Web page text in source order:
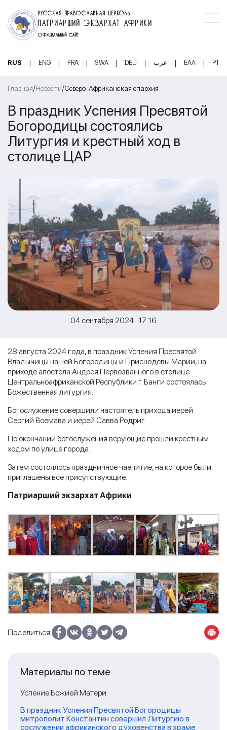
РУССКАЯ ПРАВОСЛАВНАЯ ЦЕРКОВЬ
ПАТРИАРШИЙ ЭКЗАРХАТ АФРИКИ
ОФИЦИАЛЬНЫЙ САЙТ
RUS | ENG | FRA | SWA | DEU | عرب | ΕΛΛ | PT
Главная/Новости/Северо-Африканская епархия
В праздник Успения Пресвятой
Богородицы состоялись
Литургия и крестный ход в
столице ЦАР
04 сентября 2024 17:16
28 августа 2024 года, в праздник Успения Пресвятой
Владычицы нашей Богородицы и Приснодевы Марии, на
приходе апостола Андрея Первозванного в столице
Центральноафриканской Республики г. Банги состоялась
Божественная литургия.
Богослужение совершили настоятель прихода иерей
Сергий Воемава и иерей Савва Родриг.
По окончании богослужения верующие прошли крестным
ходом по улице города.
Затем состоялось праздничное чаепитие, на которое были
приглашены все присутствующие.
Патриарший экзархат Африки
Поделиться:
Материалы по теме
Успение Божией Матери
В праздник Успения Пресвятой Богородицы
митрополит Константин совершил Литургию в
сослужении африканского духовенства в храме